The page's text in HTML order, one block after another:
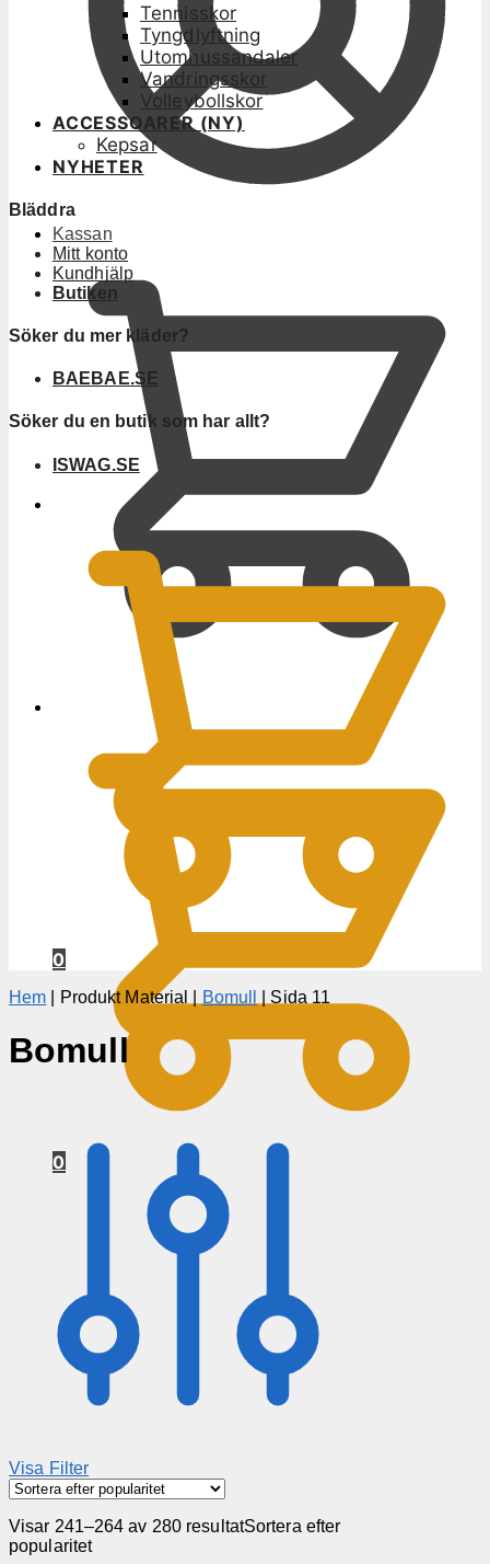
Kassan
0
Tennisskor
Tyngdlyftning
Utomhussandaler
Vandringsskor
Volleybollskor
ACCESSOARER (NY)
Kepsar
NYHETER
Bläddra
Mitt konto
Kundhjälp
Butiken
Söker du mer kläder?
BAEBAE.SE
Söker du en butik som har allt?
ISWAG.SE
0
Hem Produkt Material Bomull Sida 11
Bomull
Visa Filter
Visar 241–264 av 280 resultatSortera efter
popularitet